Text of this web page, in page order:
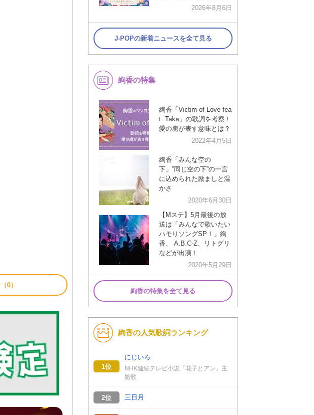
0）
2026年8月6日
J-POPの新着ニュースを全て見る
絢香の特集
絢香「Victim of Love fea
t. Taka」の歌詞を考察！
愛の虜が表す意味とは？
2022年4月5日
絢香「みんな空の
下」”同じ空の下”の一言
に込められた励ましと温
かさ
2020年6月30日
【Mステ】5月最後の放
送は「みんなで歌いたい
ハモりソングSP！」絢
香、 A.B.C-Z、リトグリ
などが出演！
2020年5月29日
絢香の特集を全て見る
絢香の人気歌詞ランキング
1位
にじいろ
NHK連続テレビ小説「花子とアン」主
題歌
2位 三日月